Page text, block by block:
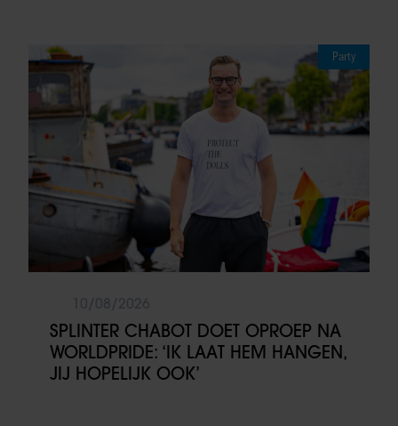
Party
SPLINTER CHABOT DOET OPROEP NA
WORLDPRIDE: ‘IK LAAT HEM HANGEN,
JIJ HOPELIJK OOK’